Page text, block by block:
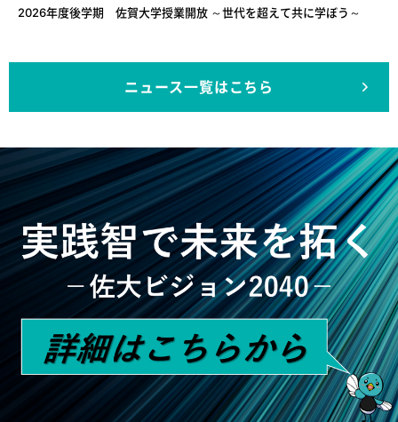
2026年度後学期 佐賀大学授業開放 ～世代を超えて共に学ぼう～
ニュース一覧はこちら